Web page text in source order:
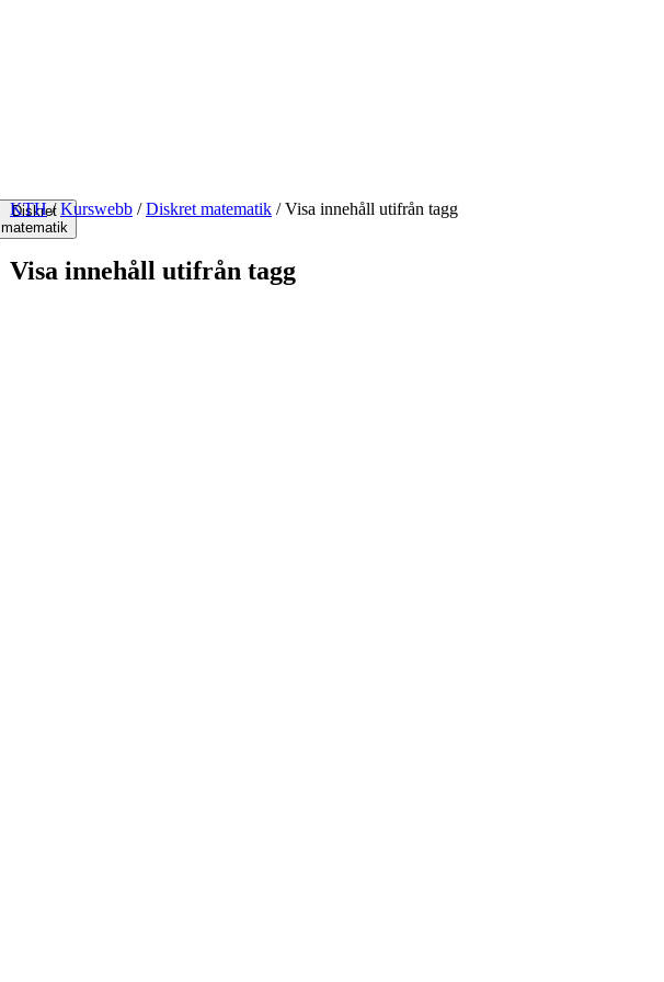
Diskret
matematik
KTH / Kurswebb / Diskret matematik /Visa innehåll utifrån tagg
Visa innehåll utifrån tagg